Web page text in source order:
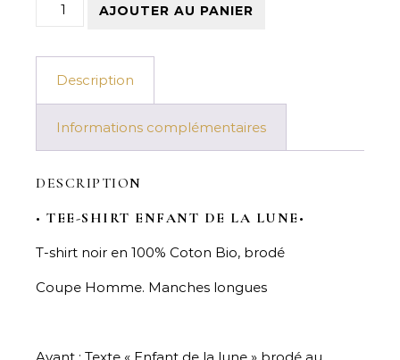
AJOUTER AU PANIER
Description
Informations complémentaires
DESCRIPTION
• TEE-SHIRT ENFANT DE LA LUNE •
T-shirt noir en 100% Coton Bio, brodé
Coupe Homme. Manches longues